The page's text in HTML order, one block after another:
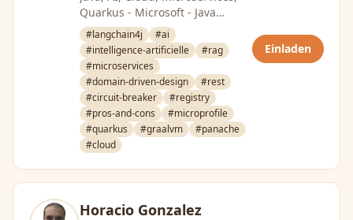
Quarkus - Microsoft - Java
Champion - Co-créateur de
@vxdmicroservice @DevoxxFR …
#langchain4j
#ai
#intelligence-artificielle
#rag
#microservices
#domain-driven-design
#rest
#circuit-breaker
#registry
#pros-and-cons
#microprofile
#quarkus
#graalvm
#panache
#cloud
Einladen
Horacio Gonzalez